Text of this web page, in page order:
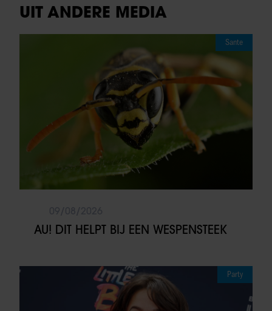
UIT ANDERE MEDIA
Sante
AU! DIT HELPT BIJ EEN WESPENSTEEK
Party